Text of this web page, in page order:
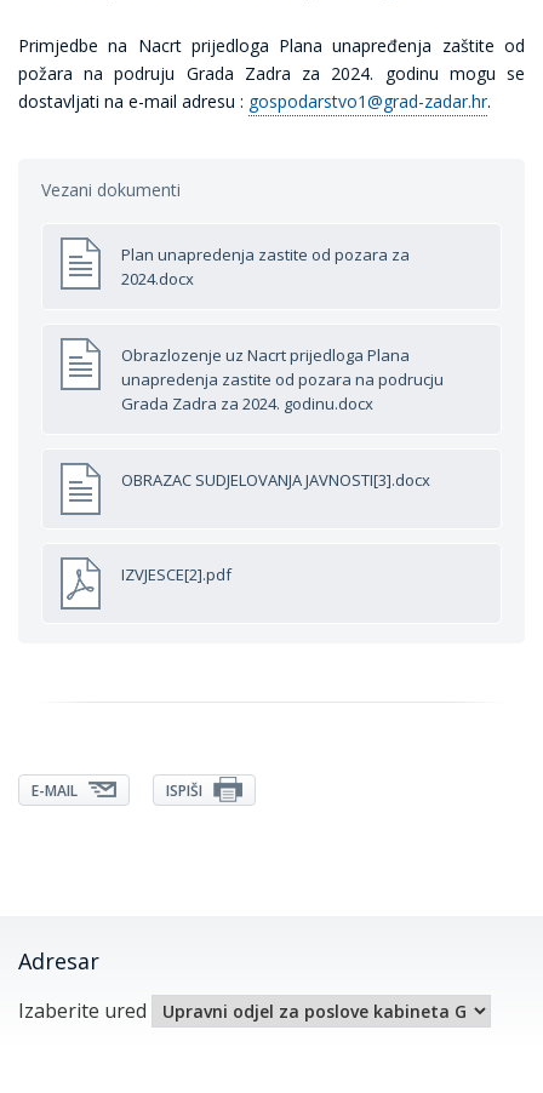
Primjedbe na Nacrt prijedloga Plana unapređenja zaštite od
požara na podruju Grada Zadra za 2024. godinu mogu se
dostavljati na e-mail adresu : gospodarstvo1@grad-zadar.hr.
Vezani dokumenti
Plan unapredenja zastite od pozara za
2024.docx
Obrazlozenje uz Nacrt prijedloga Plana
unapredenja zastite od pozara na podrucju
Grada Zadra za 2024. godinu.docx
OBRAZAC SUDJELOVANJA JAVNOSTI[3].docx
IZVJESCE[2].pdf
E-MAIL ISPIŠI
Adresar
Izaberite ured